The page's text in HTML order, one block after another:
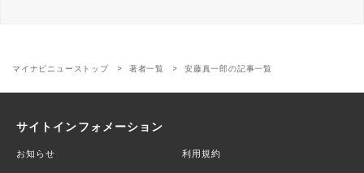
マイナビニューストップ 著者一覧 安藤真一郎の記事一覧
サイトインフォメーション
お知らせ 利用規約